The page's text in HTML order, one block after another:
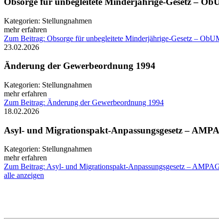
Kategorien: Stellungnahmen
mehr erfahren
Zum Beitrag: Obsorge für unbegleitete Minderjährige-Gesetz –
23.02.2026
Änderung der Gewerbeordnung 1994
Kategorien: Stellungnahmen
mehr erfahren
Zum Beitrag: Änderung der Gewerbeordnung 1994
18.02.2026
Asyl- und Migrationspakt-Anpassungsgesetz –
Kategorien: Stellungnahmen
mehr erfahren
Zum Beitrag: Asyl- und Migrationspakt-Anpassungsgesetz –
alle anzeigen